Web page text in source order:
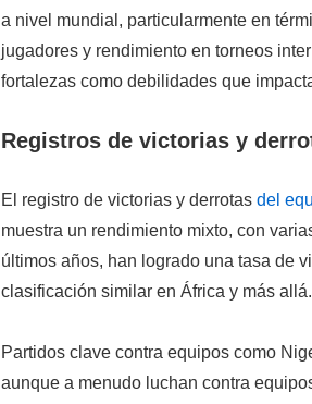
a nivel mundial, particularmente en
jugadores y rendimiento en torneos
fortalezas como debilidades que
Registros de victorias y
El registro de victorias y derrotas del
muestra un rendimiento mixto, con
últimos años, han logrado una tasa de
clasificación similar en África y más allá.
Partidos clave contra equipos como
aunque a menudo luchan contra